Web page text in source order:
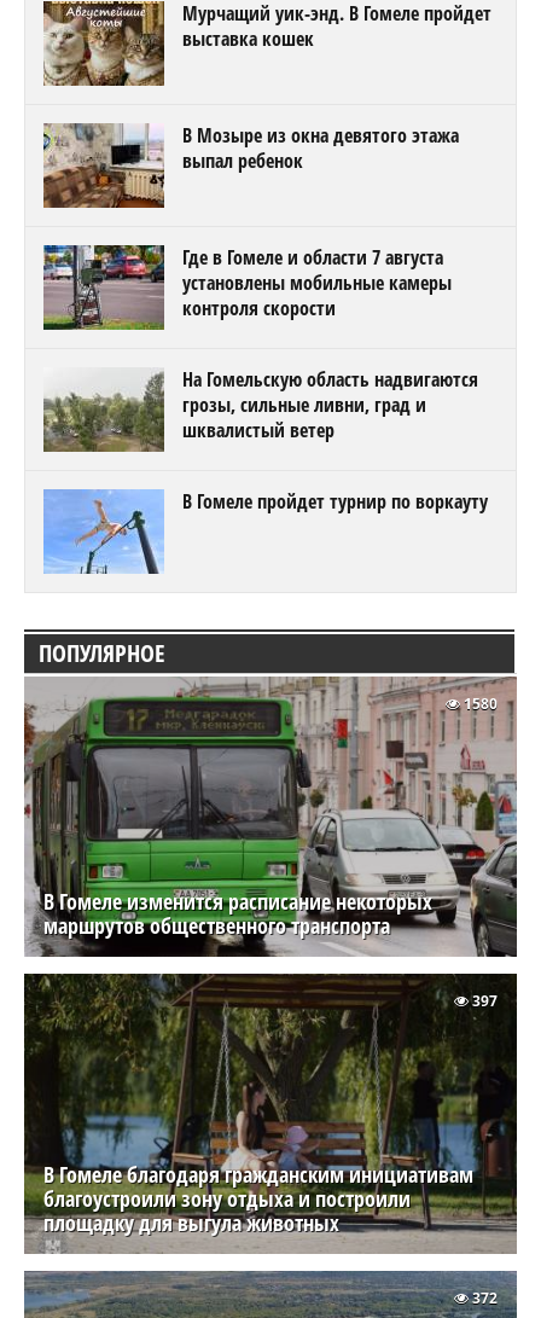
Мурчащий уик-энд. В Гомеле пройдет
выставка кошек
В Мозыре из окна девятого этажа
выпал ребенок
Где в Гомеле и области 7 августа
установлены мобильные камеры
контроля скорости
На Гомельскую область надвигаются
грозы, сильные ливни, град и
шквалистый ветер
В Гомеле пройдет турнир по воркауту
ПОПУЛЯРНОЕ
В Гомеле изменится расписание некоторых
маршрутов общественного транспорта
1580
В Гомеле благодаря гражданским инициативам
благоустроили зону отдыха и построили
площадку для выгула животных
397
372